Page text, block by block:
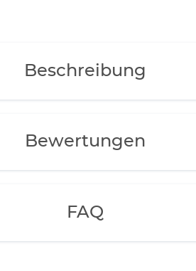
Beschreibung
Bewertungen
FAQ